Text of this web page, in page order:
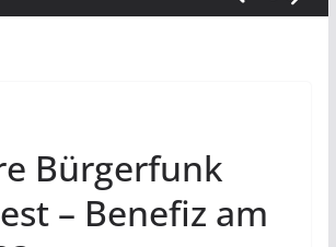
Bürgerfunk
– Benefiz am